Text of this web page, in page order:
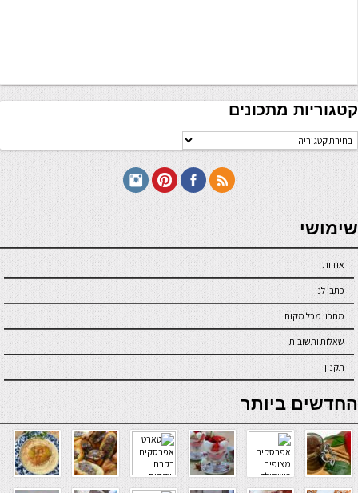
קטגוריות מתכונים
קטגוריות
מתכונים
seriöse online casinos österreich
שימושי
אודות
כתבו לנו
מתכון מכל מקום
שאלות ותשובות
תקנון
online casino
החדשים ביותר